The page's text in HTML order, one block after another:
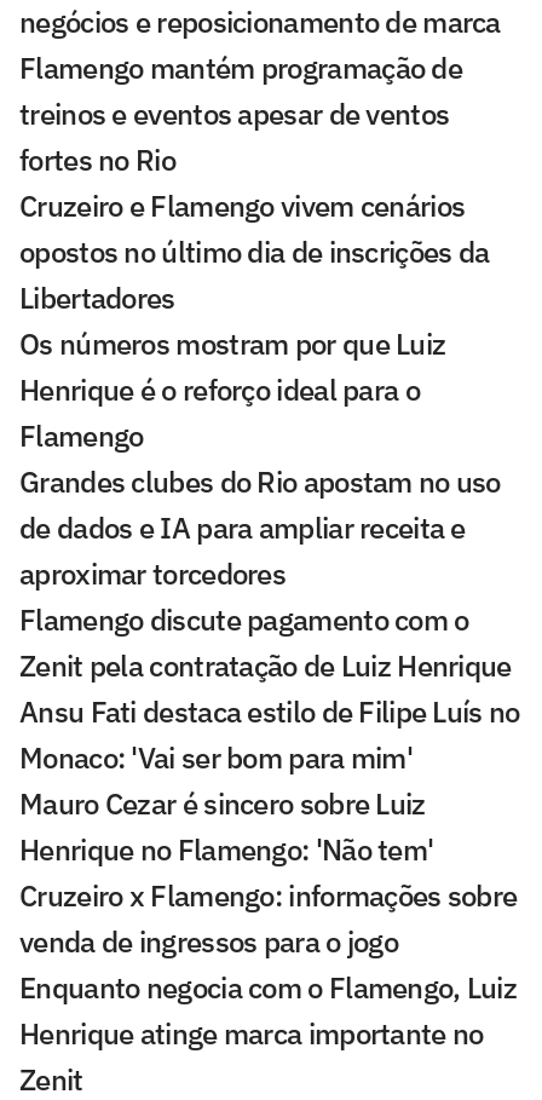
negócios e reposicionamento de marca
Flamengo mantém programação de
treinos e eventos apesar de ventos
fortes no Rio
Cruzeiro e Flamengo vivem cenários
opostos no último dia de inscrições da
Libertadores
Os números mostram por que Luiz
Henrique é o reforço ideal para o
Flamengo
Grandes clubes do Rio apostam no uso
de dados e IA para ampliar receita e
aproximar torcedores
Flamengo discute pagamento com o
Zenit pela contratação de Luiz Henrique
Ansu Fati destaca estilo de Filipe Luís no
Monaco: 'Vai ser bom para mim'
Mauro Cezar é sincero sobre Luiz
Henrique no Flamengo: 'Não tem'
Cruzeiro x Flamengo: informações sobre
venda de ingressos para o jogo
Enquanto negocia com o Flamengo, Luiz
Henrique atinge marca importante no
Zenit